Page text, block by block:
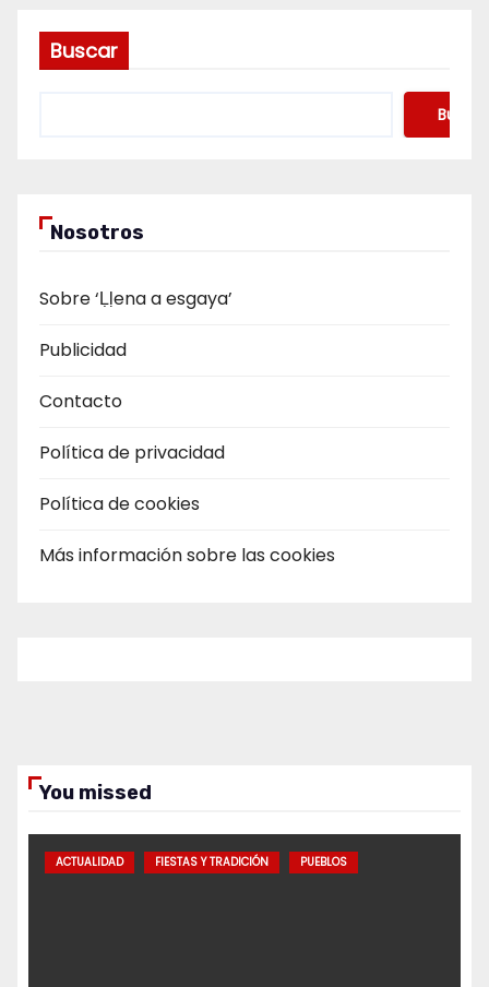
Buscar
Buscar
Nosotros
Sobre ‘Ḷḷena a esgaya’
Publicidad
Contacto
Política de privacidad
Política de cookies
Más información sobre las cookies
You missed
ACTUALIDAD FIESTAS Y TRADICIÓN PUEBLOS